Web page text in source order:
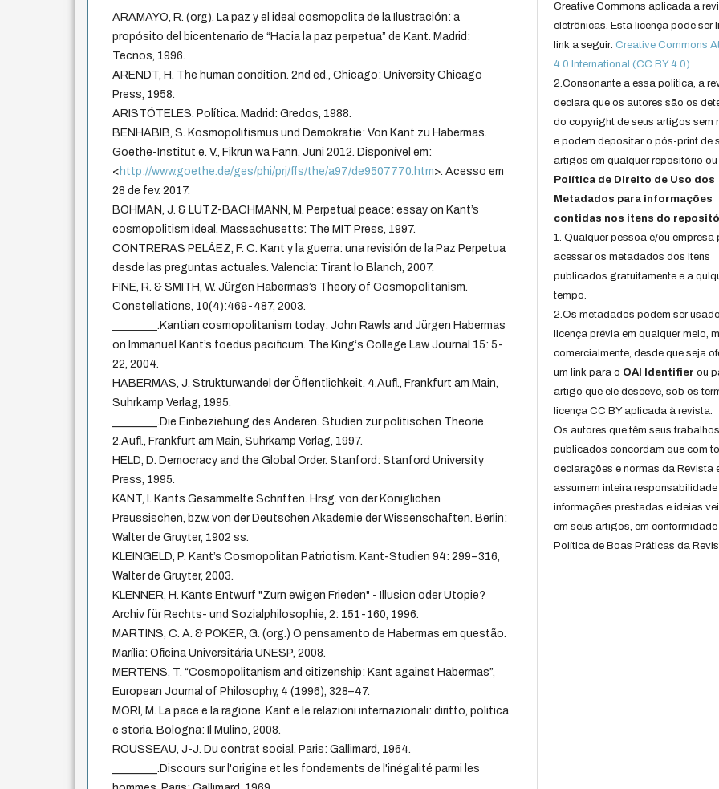
ARAMAYO, R. (org). La paz y el ideal cosmopolita de la Ilustración: a
propósito del bicentenario de “Hacia la paz perpetua” de Kant. Madrid:
Tecnos, 1996.
ARENDT, H. The human condition. 2nd ed., Chicago: University Chicago
Press, 1958.
ARISTÓTELES. Política. Madrid: Gredos, 1988.
BENHABIB, S. Kosmopolitismus und Demokratie: Von Kant zu Habermas.
Goethe-Institut e. V., Fikrun wa Fann, Juni 2012. Disponível em:
< http://www.goethe.de/ges/phi/prj/ffs/the/a97/de9507770.htm>. Acesso em
28 de fev. 2017.
BOHMAN, J. & LUTZ-BACHMANN, M. Perpetual peace: essay on Kant’s
cosmopolitism ideal. Massachusetts: The MIT Press, 1997.
CONTRERAS PELÁEZ, F. C. Kant y la guerra: una revisión de la Paz Perpetua
desde las preguntas actuales. Valencia: Tirant lo Blanch, 2007.
FINE, R. & SMITH, W. Jürgen Habermas’s Theory of Cosmopolitanism.
Constellations, 10(4):469-487, 2003.
________.Kantian cosmopolitanism today: John Rawls and Jürgen Habermas
on Immanuel Kant’s foedus pacificum. The King‘s College Law Journal 15: 5-
22, 2004.
HABERMAS, J. Strukturwandel der Öffentlichkeit. 4.Aufl., Frankfurt am Main,
Suhrkamp Verlag, 1995.
________.Die Einbeziehung des Anderen. Studien zur politischen Theorie.
2.Aufl., Frankfurt am Main, Suhrkamp Verlag, 1997.
HELD, D. Democracy and the Global Order. Stanford: Stanford University
Press, 1995.
KANT, I. Kants Gesammelte Schriften. Hrsg. von der Königlichen
Preussischen, bzw. von der Deutschen Akademie der Wissenschaften. Berlin:
Walter de Gruyter, 1902 ss.
KLEINGELD, P. Kant’s Cosmopolitan Patriotism. Kant-Studien 94: 299–316,
Walter de Gruyter, 2003.
KLENNER, H. Kants Entwurf "Zurn ewigen Frieden" - Illusion oder Utopie?
Archiv für Rechts- und Sozialphilosophie, 2: 151-160, 1996.
MARTINS, C. A. & POKER, G. (org.) O pensamento de Habermas em questão.
Marília: Oficina Universitária UNESP, 2008.
MERTENS, T. “Cosmopolitanism and citizenship: Kant against Habermas”,
European Journal of Philosophy, 4 (1996), 328–47.
MORI, M. La pace e la ragione. Kant e le relazioni internazionali: diritto, politica
e storia. Bologna: Il Mulino, 2008.
ROUSSEAU, J-J. Du contrat social. Paris: Gallimard, 1964.
________.Discours sur l'origine et les fondements de l'inégalité parmi les
Creative Commons aplicada a
eletrônicas. Esta licença pode ser
link a seguir:Creative Commons
4.0 International (CC BY 4.0).
2.Consonante a essa politica, a
declara que os autores são os
do copyright de seus artigos sem
e podem depositar o pós-print de
artigos em qualquer repositório ou
Política de Direito de Uso dos
Metadados para informações
contidas nos itens do
1. Qualquer pessoa e/ou empresa
acessar os metadados dos itens
publicados gratuitamente e a
tempo.
2.Os metadados podem ser
licença prévia em qualquer meio,
comercialmente, desde que seja
um link para o OAI Identifier ou
artigo que ele desceve, sob os
licença CC BY aplicada à revista.
Os autores que têm seus trabalhos
publicados concordam que com
declarações e normas da Revista
assumem inteira responsabilidade
informações prestadas e ideias
em seus artigos, em
Política de Boas Práticas da